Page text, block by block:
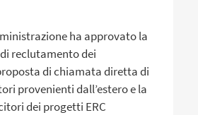
ha approvato la
reclutamento dei
di chiamata diretta di
provenienti dall’estero e la
dei progetti ERC